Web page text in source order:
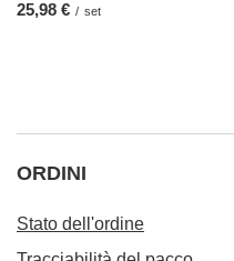
25,98 € / set
ORDINI
Stato dell'ordine